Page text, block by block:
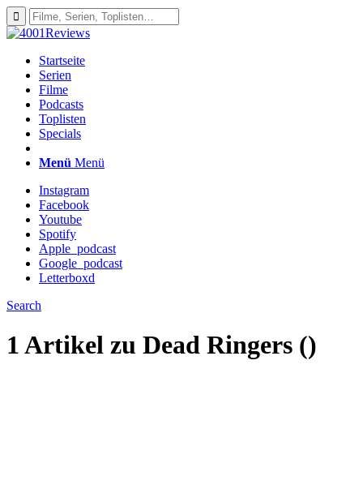
Startseite
Serien
Filme
Podcasts
Toplisten
Specials
Menü Menü
Instagram
Facebook
Youtube
Spotify
Apple_podcast
Google_podcast
Letterboxd
Search
1 Artikel zu Dead Ringers ()